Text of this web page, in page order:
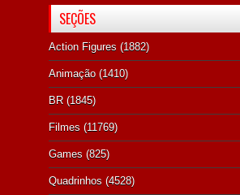
SEÇÕES
Action Figures (1882)
Animação (1410)
BR (1845)
Filmes (11769)
Games (825)
Quadrinhos (4528)